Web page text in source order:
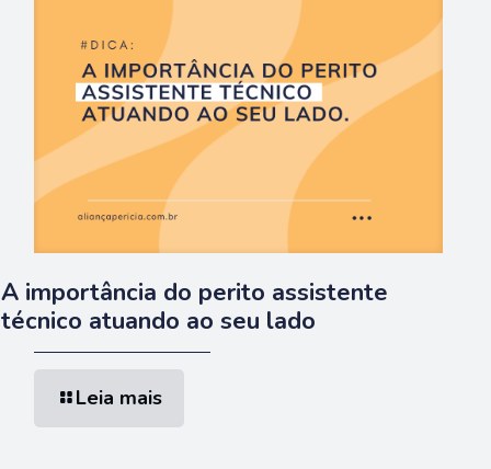
A importância do perito assistente
técnico atuando ao seu lado
Leia mais